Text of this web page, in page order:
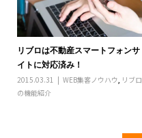
リブロは不動産スマートフォンサ
イトに対応済み！
2015.03.31 WEB集客ノウハウ リブロ
の機能紹介